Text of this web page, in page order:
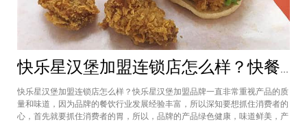
快乐星汉堡加盟连锁店怎么样？快餐店中产品口味如何？
快乐星汉堡加盟连锁店怎么样？快乐星汉堡加盟品牌一直非常重视产品的质
量和味道，因为品牌的餐饮行业发展经验丰富，所以深知要想抓住消费者的
心，首先就要抓住消费者的胃，所以，品牌的产品绿色健康，味道鲜美，产